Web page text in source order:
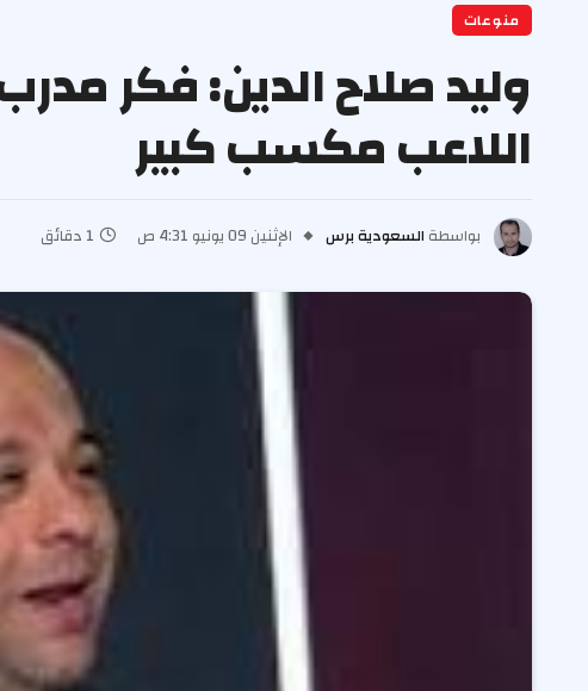
منوعات
وليد صلاح الدين: فكر
اللاعب مكسب كبير
بواسطة السعودية برس الإثنين 09 يونيو 4:31 ص 1 دقائق